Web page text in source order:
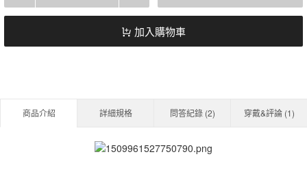
加入購物車
商品介紹 詳細規格 問答紀錄 (2) 穿戴&評論 (1)